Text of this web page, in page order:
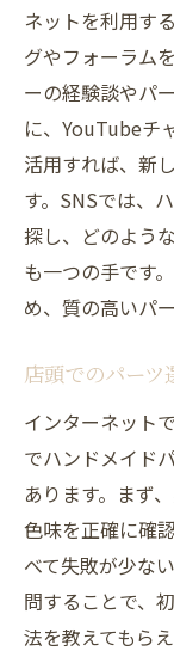
ネットを利用す
グやフォーラム
ーの経験談やパ
に、YouTubeチ
活用すれば、新
す。SNSでは、
探し、どのよう
も一つの手です
め、質の高いパ
店頭でのパーツ
インターネット
でハンドメイド
あります。まず
色味を正確に確
べて失敗が少な
問することで、
法を教えてもら